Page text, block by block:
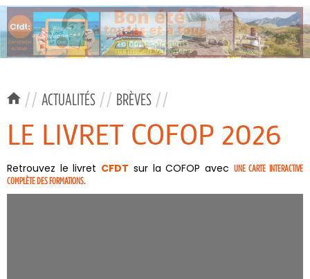
// ACTUALITÉS // BRÈVES //
LE LIVRET COFOP 2026
Retrouvez le livret CFDT sur la COFOP avec UNE CARTE INTERACTIVE
COMPLÈTE DES FORMATIONS.